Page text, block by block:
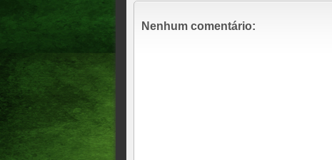
Nenhum comentário: